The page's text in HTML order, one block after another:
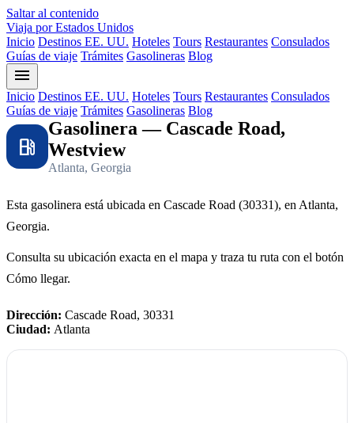
Saltar al contenido
Viaja por Estados Unidos
Inicio Destinos EE. UU. Hoteles Tours Restaurantes Consulados
Guías de viaje Trámites Gasolineras Blog
menu
Inicio Destinos EE. UU. Hoteles Tours Restaurantes Consulados
Guías de viaje Trámites Gasolineras Blog
local_gas_station
Gasolinera — Cascade Road,
Westview
Atlanta, Georgia
Esta gasolinera está ubicada en Cascade Road (30331), en Atlanta,
Georgia.
Consulta su ubicación exacta en el mapa y traza tu ruta con el botón
Cómo llegar.
Dirección: Cascade Road, 30331
Ciudad: Atlanta